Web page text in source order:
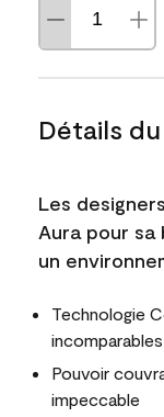
Détails
Les
Aura pour
un
Technologie
Pouvoir
impeccable